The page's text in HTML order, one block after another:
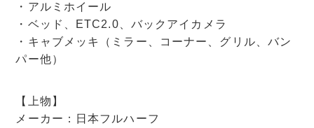
・アルミホイール
・ベッド、ETC2.0、バックアイカメラ
・キャブメッキ（ミラー、コーナー、グリル、バン
パー他）
【上物】
メーカー：日本フルハーフ